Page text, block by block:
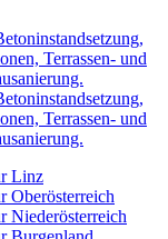
Linz
Oberösterreich
Niederösterreich